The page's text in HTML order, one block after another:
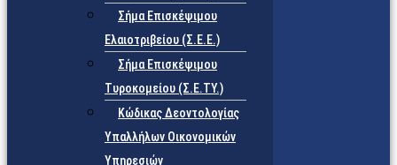
Σήμα Επισκέψιμου
Ελαιοτριβείου (Σ.Ε.Ε.)
Σήμα Επισκέψιμου
Τυροκομείου (Σ.Ε.TY.)
Κώδικας Δεοντολογίας
Υπαλλήλων Οικονομικών
Υπηρεσιών